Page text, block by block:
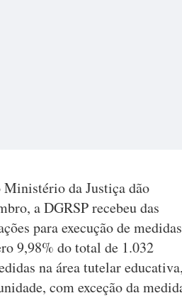
da Justiça dão
a DGRSP recebeu das
para execução de
9,98% do total de 1.032
na área tutelar
com exceção da